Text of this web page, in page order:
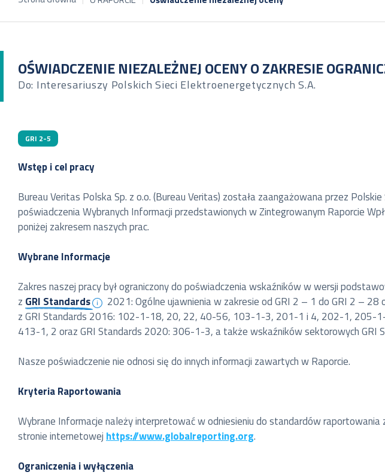
OŚWIADCZENIE NIEZALEŻNEJ OCENY O ZAKRESIE
Do: Interesariuszy Polskich Sieci Elektroenergetycznych S.A.
GRI 2-5
Wstęp i cel pracy
Bureau Veritas Polska Sp. z o.o. (Bureau Veritas) została zaangażowana przez
poświadczenia Wybranych Informacji przedstawionych w Zintegrowanym Raporcie
poniżej zakresem naszych prac.
Wybrane Informacje
Zakres naszej pracy był ograniczony do poświadczenia wskaźników w wersji
z GRI Standards
2021: Ogólne ujawnienia w zakresie od GRI 2 – 1 do GRI 2 –
z GRI Standards 2016: 102-1-18, 20, 22, 40-56, 103-1-3, 201-1 i 4, 202-1,
413-1, 2 oraz GRI Standards 2020: 306-1-3, a także wskaźników sektorowych GRI
Nasze poświadczenie nie odnosi się do innych informacji zawartych w Raporcie.
Kryteria Raportowania
Wybrane Informacje należy interpretować w odniesieniu do standardów raportowania
stronie internetowejhttps://www.globalreporting.org.
Ograniczenia i wyłączenia